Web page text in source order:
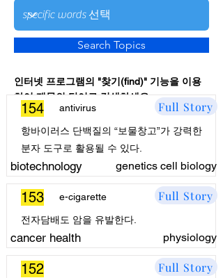
Search Topics
인터넷 프로그램의 "찾기(find)" 기능을 이용
하여 제목의 단어로 검색하세요.
154 Full Story
antivirus
항바이러스 단백질의 “보물창고”가 강력한
분자 도구로 활용될 수 있다.
biotechnology genetics cell biology
153 Full Story
e-cigarette
전자담배도 암을 유발한다.
cancer health physiology
152 Full Story